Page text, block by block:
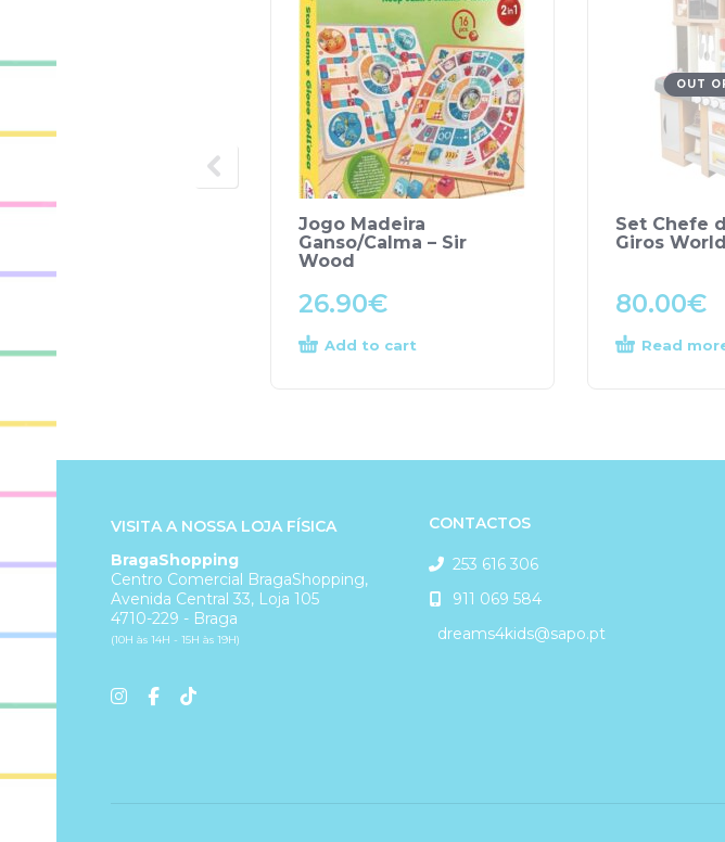
Jogo Madeira
Ganso/Calma – Sir
Wood
26.90€
Add to cart
OUT
Set Chefe
Giros World
80.00€
Read
VISITA A NOSSA LOJA FÍSICA
BragaShopping
Centro Comercial BragaShopping,
Avenida Central 33, Loja 105
4710-229 - Braga
(10H às 14H - 15H às 19H)
CONTACTOS
253 616 306
911 069 584
dreams4kids@sapo.pt